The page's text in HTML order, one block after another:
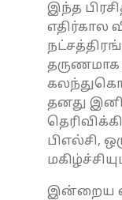
இந்த
எதிர்கால
தருணமாக
தனது
பிஎல்சி,
இன்றைய